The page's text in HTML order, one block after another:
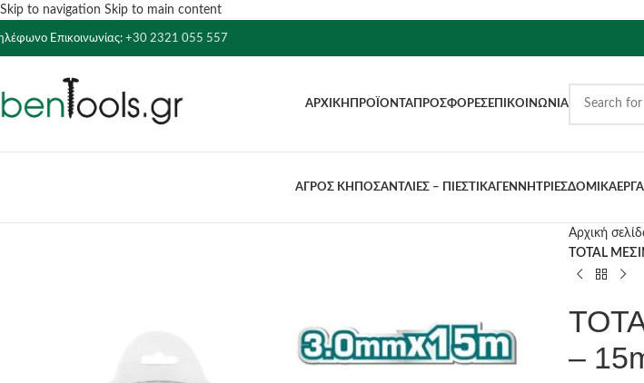
Skip to navigation Skip to main content
Επικοινωνίας: +30 2321 055 557
ΑΡΧΙΚΉ ΠΡΟΪΌΝΤΑ ΠΡΟΣΦΟΡΈΣΕΠΙΚΟΙΝΩΝΊΑ
ΑΓΡΟΣ ΚΗΠΟΣΑΝΤΛΙΕΣ – ΠΙΕΣΤΙΚΑ ΓΕΝΝΗΤΡΙΕΣΔΟΜΙΚΑ
Αρχική
TOTAL
–